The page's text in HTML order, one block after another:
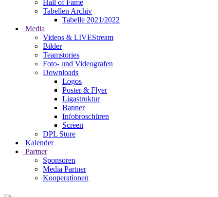
Hall of Fame
Tabellen Archiv
Tabelle 2021/2022
Media
Videos & LIVEStream
Bilder
Teamstories
Foto- und Videografen
Downloads
Logos
Poster & Flyer
Ligastruktur
Banner
Infobroschüren
Screen
DPL Store
Kalender
Partner
Sponsoren
Media Partner
Kooperationen